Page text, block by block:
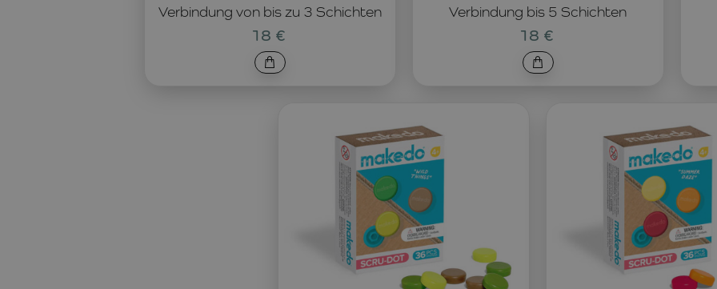
Verbindung von bis zu 3 Schichten
18 €
Verbindung bis 5 Schichten
18 €